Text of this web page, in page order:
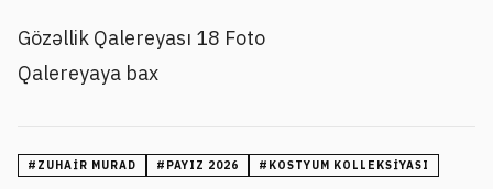
Gözəllik Qalereyası 18 Foto
Qalereyaya bax
# ZUHAIR MURAD # PAYIZ 2026 # KOSTYUM KOLLEKSIYASI